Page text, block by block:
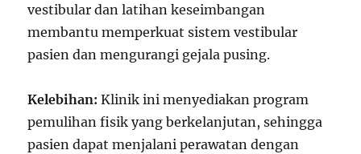
vestibular dan latihan keseimbangan
membantu memperkuat sistem vestibular
pasien dan mengurangi gejala pusing.
Kelebihan: Klinik ini menyediakan program
pemulihan fisik yang berkelanjutan, sehingga
pasien dapat menjalani perawatan dengan